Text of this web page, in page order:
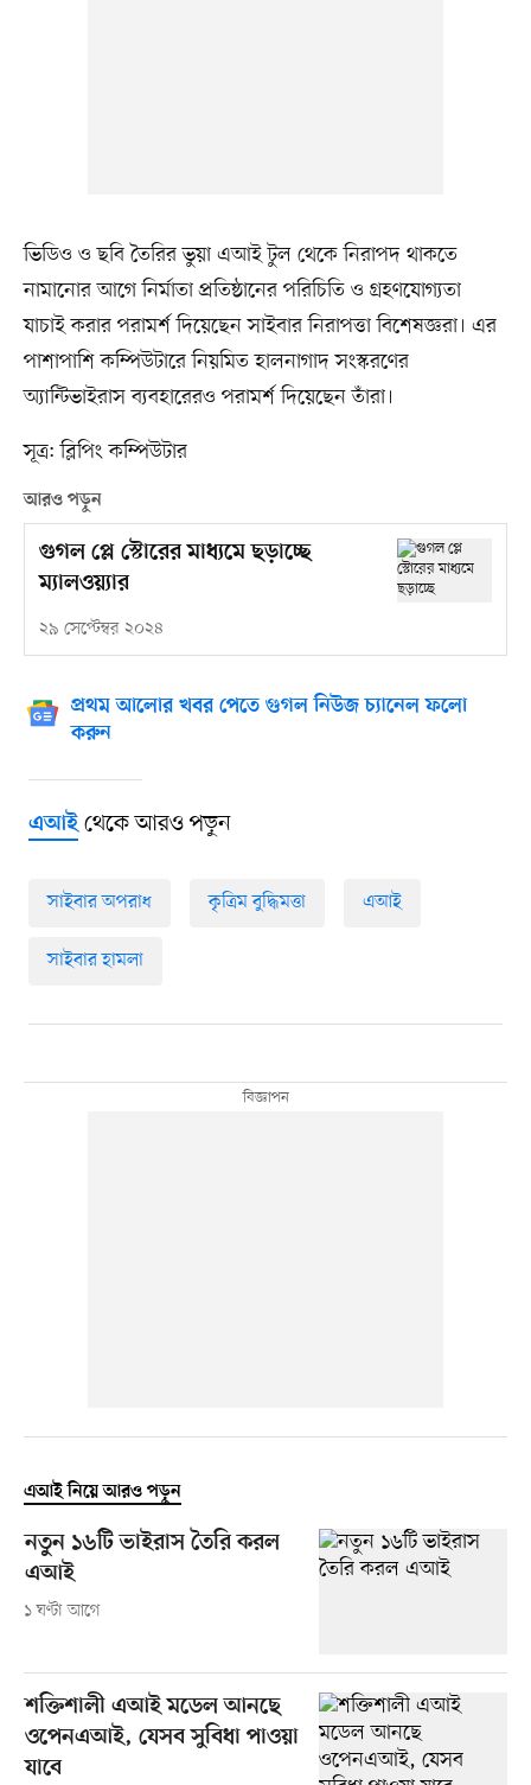
ভিডিও ও ছবি তৈরির ভুয়া এআই টুল থেকে নিরাপদ থাকতে
নামানোর আগে নির্মাতা প্রতিষ্ঠানের পরিচিতি ও গ্রহণযোগ্যতা
যাচাই করার পরামর্শ দিয়েছেন সাইবার নিরাপত্তা বিশেষজ্ঞরা। এর
পাশাপাশি কম্পিউটারে নিয়মিত হালনাগাদ সংস্করণের
অ্যান্টিভাইরাস ব্যবহারেরও পরামর্শ দিয়েছেন তাঁরা।
সূত্র: ব্লিপিং কম্পিউটার
আরও পড়ুন
গুগল প্লে স্টোরের মাধ্যমে ছড়াচ্ছে
ম্যালওয়্যার
২৯ সেপ্টেম্বর ২০২৪
প্রথম আলোর খবর পেতে গুগল নিউজ চ্যানেল ফলো
করুন
এআইথেকে আরও পড়ুন
সাইবার অপরাধ কৃত্রিম বুদ্ধিমত্তা এআই
সাইবার হামলা
এআই নিয়ে আরও পড়ুন
নতুন ১৬টি ভাইরাস তৈরি করল
এআই
১ ঘণ্টা আগে
শক্তিশালী এআই মডেল আনছে
ওপেনএআই, যেসব সুবিধা পাওয়া
যাবে